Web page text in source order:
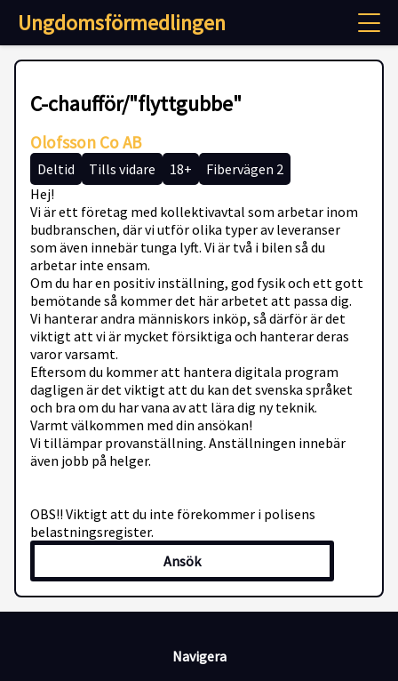
Ungdomsförmedlingen
C-chaufför/"flyttgubbe"
Olofsson Co AB
Deltid Tills vidare 18+
Fibervägen 2
Hej!
Vi är ett företag med kollektivavtal som arbetar inom
budbranschen, där vi utför olika typer av leveranser
som även innebär tunga lyft. Vi är två i bilen så du
arbetar inte ensam.
Om du har en positiv inställning, god fysik och ett gott
bemötande så kommer det här arbetet att passa dig.
Vi hanterar andra människors inköp, så därför är det
viktigt att vi är mycket försiktiga och hanterar deras
varor varsamt.
Eftersom du kommer att hantera digitala program
dagligen är det viktigt att du kan det svenska språket
och bra om du har vana av att lära dig ny teknik.
Varmt välkommen med din ansökan!
Vi tillämpar provanställning. Anställningen innebär
även jobb på helger.
OBS!! Viktigt att du inte förekommer i polisens
belastningsregister.
Ansök
Navigera